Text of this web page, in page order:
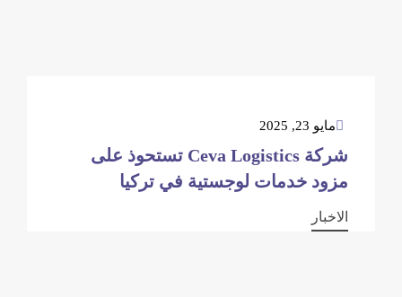
مايو 23, 2025
شركة Ceva Logistics تستحوذ على
مزود خدمات لوجستية في تركيا
الاخبار